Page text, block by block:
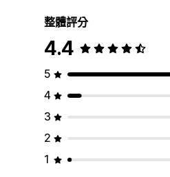
整體評分
4.4
5
4
3
2
1